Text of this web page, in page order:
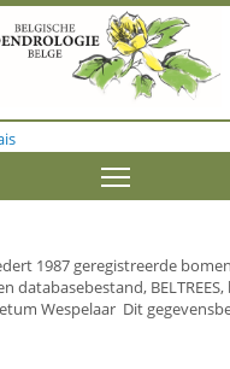
1987 geregistreerde
databasebestand,
Wespelaar Dit